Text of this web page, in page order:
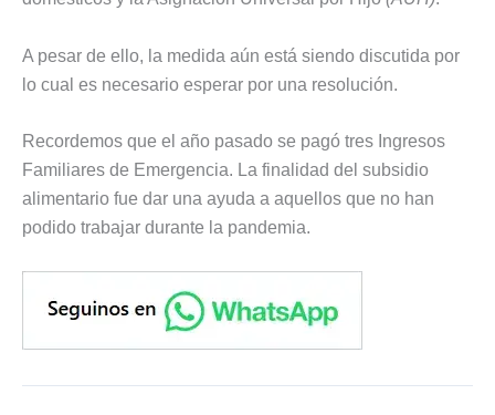
A pesar de ello, la medida aún está siendo discutida por
lo cual es necesario esperar por una resolución.
Recordemos que el año pasado se pagó tres Ingresos
Familiares de Emergencia. La finalidad del subsidio
alimentario fue dar una ayuda a aquellos que no han
podido trabajar durante la pandemia.